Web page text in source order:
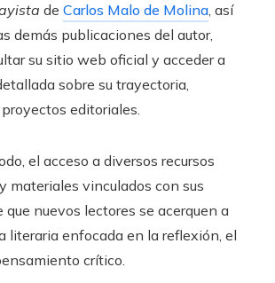
de Carlos Malo de Molina , así
demás publicaciones del autor,
su sitio web oficial y acceder a
sobre su trayectoria,
editoriales.
el acceso a diversos recursos
materiales vinculados con sus
que nuevos lectores se acerquen a
literaria enfocada en la reflexión, el
crítico.